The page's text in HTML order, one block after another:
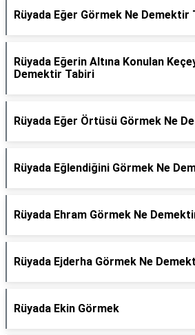
Rüyada Eğer Görmek Ne Demektir
Rüyada Eğerin Altına Konulan
Demektir Tabiri
Rüyada Eğer Örtüsü Görmek Ne
Rüyada Eğlendiğini Görmek Ne
Rüyada Ehram Görmek Ne
Rüyada Ejderha Görmek Ne
Rüyada Ekin Görmek